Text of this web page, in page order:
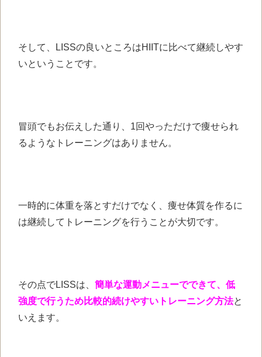
そして、LISSの良いところはHIITに比べて継続しやす
いということです。
冒頭でもお伝えした通り、1回やっただけで痩せられ
るようなトレーニングはありません。
一時的に体重を落とすだけでなく、痩せ体質を作るに
は継続してトレーニングを行うことが大切です。
その点でLISSは、 簡単な運動メニューでできて、低
強度で行うため比較的続けやすいトレーニング方法と
いえます。